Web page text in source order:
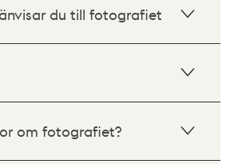
du till fotografiet
om fotografiet?